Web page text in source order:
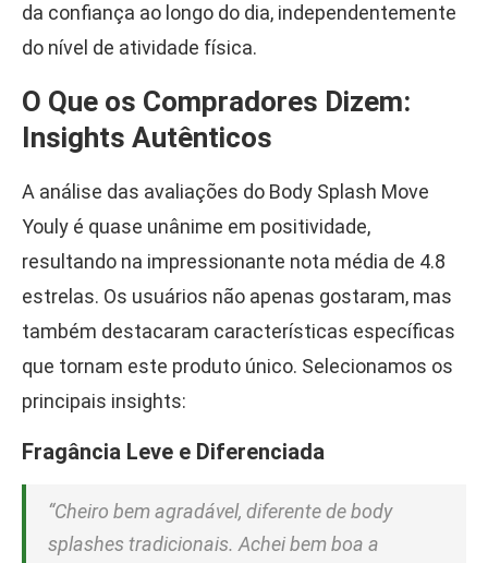
da confiança ao longo do dia, independentemente
do nível de atividade física.
O Que os Compradores Dizem:
Insights Autênticos
A análise das avaliações do Body Splash Move
Youly é quase unânime em positividade,
resultando na impressionante nota média de 4.8
estrelas. Os usuários não apenas gostaram, mas
também destacaram características específicas
que tornam este produto único. Selecionamos os
principais insights:
Fragância Leve e Diferenciada
“Cheiro bem agradável, diferente de body
splashes tradicionais. Achei bem boa a